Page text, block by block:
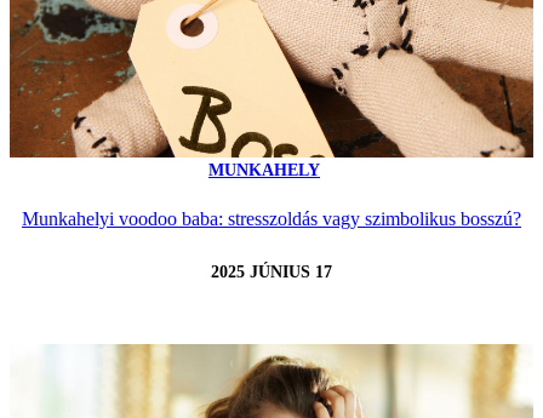
MUNKAHELY
Munkahelyi voodoo baba: stresszoldás vagy szimbolikus bosszú?
2025 JÚNIUS 17